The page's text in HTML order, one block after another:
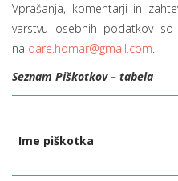
Vprašanja, komentarji in
varstvu osebnih podatkov
na dare.homar@gmail.com.
Seznam Piškotkov – tabela
Ime piškotka